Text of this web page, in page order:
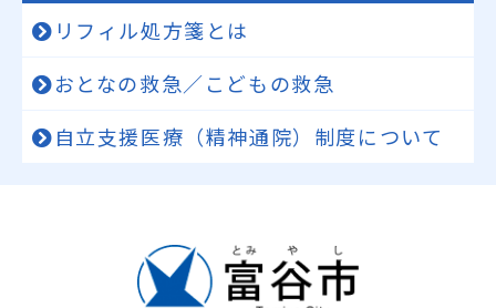
リフィル処方箋とは
おとなの救急／こどもの救急
自立支援医療（精神通院）制度について